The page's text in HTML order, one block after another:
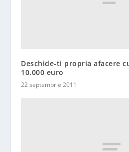
Deschide-ti propria afacere
10.000 euro
22 septembrie 2011